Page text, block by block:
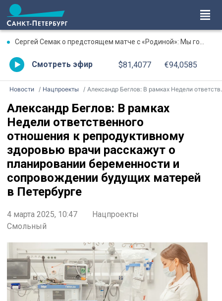
Сергей Семак о предстоящем матче с «Родиной»: Мы готовимся к каждому сопернику на 100%
Смотреть эфир $81,4077 €94,0585
Новости Нацпроекты Александр Беглов: В рамках Недели ответственного отношения к репродуктивному здоровью врачи расскажут о планировании беременности и сопровождении будущих матерей в Петербурге
Александр Беглов: В рамках
Недели ответственного
отношения к репродуктивному
здоровью врачи расскажут о
планировании беременности и
сопровождении будущих матерей
в Петербурге
4 марта 2025, 10:47
Нацпроекты
Смольный